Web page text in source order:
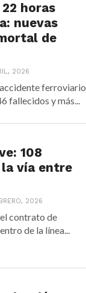
horas
nuevas
de
2026
ferroviario
fallecidos y más...
108
vía entre
2026
contrato de
de la línea...